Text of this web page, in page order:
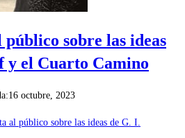
sobre las ideas
y el Cuarto Camino
16 octubre, 2023
al público sobre las ideas de G. I.